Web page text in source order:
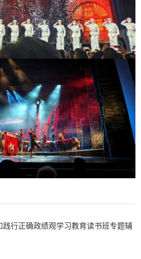
行正确政绩观学习教育读书班专题辅